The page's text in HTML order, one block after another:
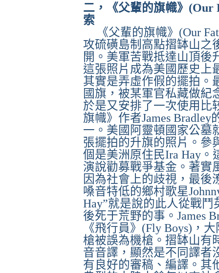
二，《父輩的旗幟》 (Our
索
《父輩的旗幟》 (Our
攻硫磺島制高點摺缽山之
開。美軍苦戰抵達山頂後
這張照片成為美國歷史上
其實是弄虛作假的擺拍。
國旗，被某軍官私藏做紀
於是又安排了一次使用比
旗幟》作者James Bradley
一。美國阿靈頓國家公墓
張擺拍的升旗的照片。參
個是美洲原住民Ira Hay 。
演說勸募戰爭基金。著實
因為社會上的歧視，最後
嗓音特低的鄉村歌星
Hay”就是說的此人從戰鬥
後死于荒野的事。 James
《飛行員》 (Fly Boys) ，
槍被誤為機槍。摺缽山有
音音譯，顯然是不同譯者
有良好的審稿、編譯。其